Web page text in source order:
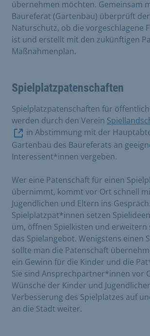
übernehmen möchten. Gemeinsam
Baureferat (Gartenbau) überprüft
Naturschutz, ob die vorgeschlagene
ist und erstellt mit den zukünftigen
Maßnahmenplan.
Spielplatzpatenschaften
Spielplatzpatenschaften für
werden durch den Verein
in Abstimmung mit der
Gartenbau des Baureferats an
Interessent*innen vergeben.
Wer eine Patenschaft für einen
übernimmt, kommt vor Ort schnell
Jugendlichen und Eltern ins Gespräch.
Spielplatzpat*innen setzen
um, öffnen Spielkisten und
das Spielangebot. Wenigstens einen
sollte man die Patenschaft
ein Gewinn für die Kinder und die
Sie sind Ansprechpartner*innen vor
Wünsche der Kinder und
Verbesserung des Spielplatzes auf
an die Stadt weiter.